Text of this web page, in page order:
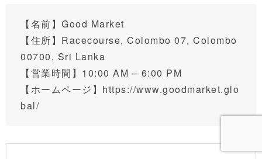
【名前】Good Market
【住所】 Racecourse, Colombo 07, Colombo
00700, Sri Lanka
【営業時間】10:00 AM – 6:00 PM
【ホームページ】https://www.goodmarket.glo
bal/